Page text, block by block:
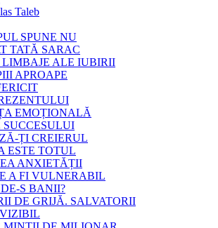
Taleb
SPUNE NU
TATĂ SARAC
LIMBAJE ALE IUBIRII
APROAPE
EMOȚIONALĂ
SUCCESULUI
ȚI CREIERUL
ESTE TOTUL
ANXIETĂȚII
A FI VULNERABIL
S BANII?
DE GRIJĂ. SALVATORII